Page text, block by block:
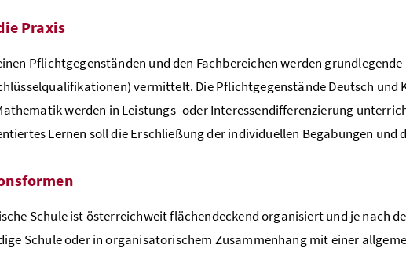
Praxis
Pflichtgegenständen und den Fachbereichen werden
vermittelt. Die Pflichtgegenstände Deutsch und
werden in Leistungs- oder Interessendifferenzierung
Lernen soll die Erschließung der individuellen Begabungen
Schule ist österreichweit flächendeckend organisiert und je nach
Schule oder in organisatorischem Zusammenhang mit einer